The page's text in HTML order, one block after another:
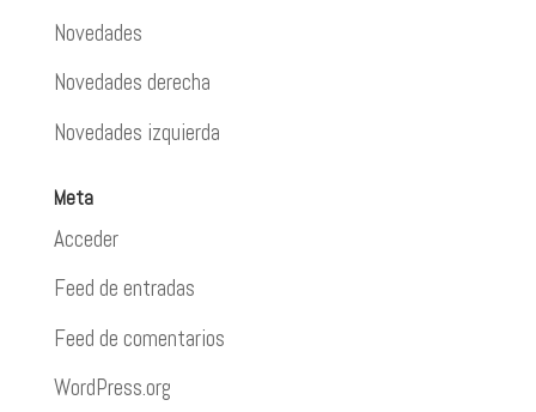
Novedades
Novedades derecha
Novedades izquierda
Meta
Acceder
Feed de entradas
Feed de comentarios
WordPress.org